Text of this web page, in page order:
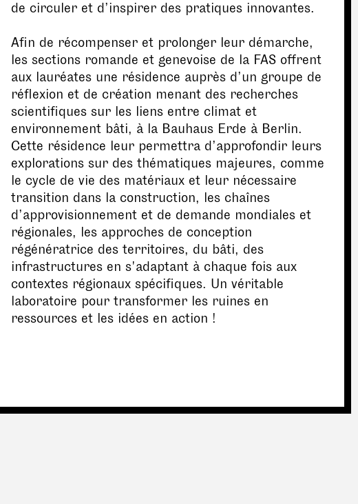
de circuler et d’inspirer des pratiques innovantes.
Afin de récompenser et prolonger leur démarche,
les sections romande et genevoise de la FAS offrent
aux lauréates une résidence auprès d’un groupe de
réflexion et de création menant des recherches
scientifiques sur les liens entre climat et
environnement bâti, à la Bauhaus Erde à Berlin.
Cette résidence leur permettra d’approfondir leurs
explorations sur des thématiques majeures, comme
le cycle de vie des matériaux et leur nécessaire
transition dans la construction, les chaînes
d’approvisionnement et de demande mondiales et
régionales, les approches de conception
régénératrice des territoires, du bâti, des
infrastructures en s'adaptant à chaque fois aux
contextes régionaux spécifiques. Un véritable
laboratoire pour transformer les ruines en
ressources et les idées en action !